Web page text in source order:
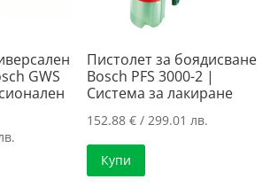
GWS
Пистолет за боядисване
Bosch PFS 3000-2 |
Система за лакиране
152.88€ / 299.01 лв.
Купи